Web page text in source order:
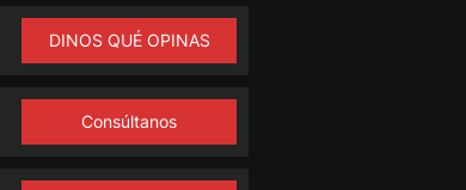
DINOS QUÉ OPINAS
Consúltanos